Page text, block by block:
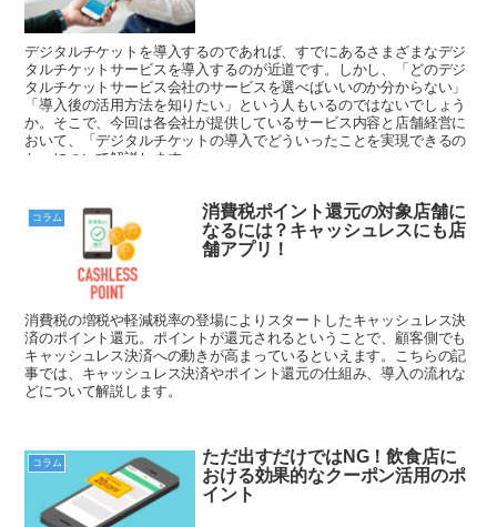
デジタルチケットを導入するのであれば、すでにあるさまざまなデジ
タルチケットサービスを導入するのが近道です。しかし、「どのデジ
タルチケットサービス会社のサービスを選べばいいのか分からない」
「導入後の活用方法を知りたい」という人もいるのではないでしょう
か。そこで、今回は各会社が提供しているサービス内容と店舗経営に
おいて、「デジタルチケットの導入でどういったことを実現できるの
か」について解説します。
コラム
消費税ポイント還元の対象店舗に
なるには？キャッシュレスにも店
舗アプリ！
消費税の増税や軽減税率の登場によりスタートしたキャッシュレス決
済のポイント還元。ポイントが還元されるということで、顧客側でも
キャッシュレス決済への動きが高まっているといえます。こちらの記
事では、キャッシュレス決済やポイント還元の仕組み、導入の流れな
どについて解説します。
コラム
ただ出すだけではNG！飲食店に
おける効果的なクーポン活用のポ
イント